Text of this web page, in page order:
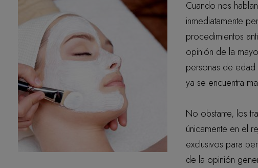
Cuando nos
inmediatamente
procedimientos
opinión de la
personas de edad
ya se encuentra
No obstante, los
únicamente en el
exclusivos para
de la opinión